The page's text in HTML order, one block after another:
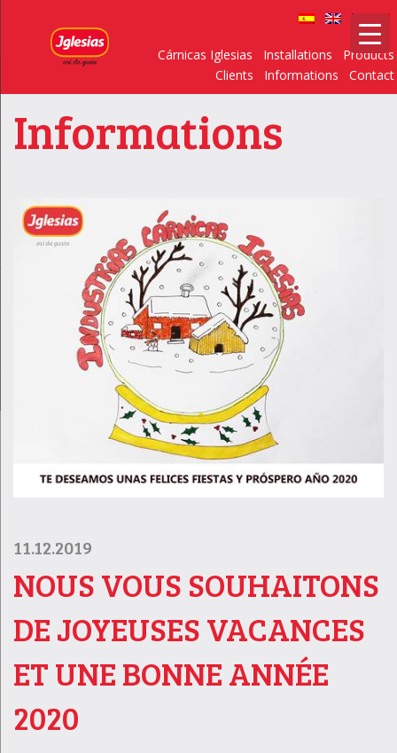
Cárnicas Iglesias Installations
Products
Clients
Informations Contact
Informations
11.12.2019
NOUS VOUS SOUHAITONS
DE JOYEUSES VACANCES
ET UNE BONNE ANNÉE
2020